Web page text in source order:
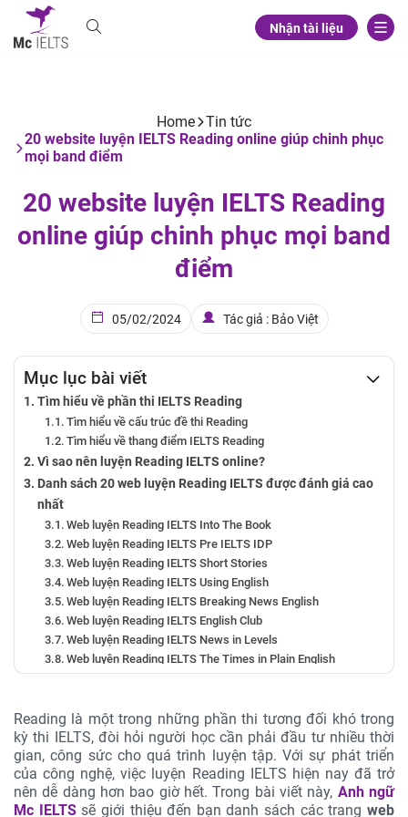
Nhận tài liệu
Home
Tin tức
20 website luyện IELTS Reading online giúp chinh phục
mọi band điểm
20 website luyện IELTS Reading
online giúp chinh phục mọi band
điểm
05/02/2024 Tác giả : Bảo Việt
Mục lục bài viết
Tìm hiểu về phần thi IELTS Reading
Tìm hiểu về cấu trúc đề thi Reading
Tìm hiểu về thang điểm IELTS Reading
Vì sao nên luyện Reading IELTS online?
Danh sách 20 web luyện Reading IELTS được đánh giá cao
nhất
Web luyện Reading IELTS Into The Book
Web luyện Reading IELTS Pre IELTS IDP
Web luyện Reading IELTS Short Stories
Web luyện Reading IELTS Using English
Web luyện Reading IELTS Breaking News English
Web luyện Reading IELTS English Club
Web luyện Reading IELTS News in Levels
Web luyện Reading IELTS The Times in Plain English
Web luyện Reading IELTS New Scientist
Web luyện Reading IELTS Mighty Book
Web luyện Reading IELTS BBC Words in the News
Web luyện Reading IELTS British Council
Web luyện Reading IELTS Esldesk
Hướng dẫn học từ vựng sau khi luyện IELTS Reading online
Reading là một trong những phần thi tương đối khó trong
kỳ thi IELTS, đòi hỏi người học cần phải đầu tư nhiều thời
gian, công sức cho quá trình luyện tập. Với sự phát triển
của công nghệ, việc luyện Reading IELTS hiện nay đã trở
nên dễ dàng hơn bao giờ hết. Trong bài viết này, Anh ngữ
Mc IELTSsẽ giới thiệu đến bạn danh sách các trangweb